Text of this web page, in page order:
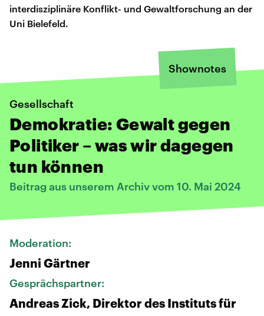
interdisziplinäre Konflikt- und Gewaltforschung an der
Uni Bielefeld.
Shownotes
Gesellschaft
Demokratie: Gewalt gegen
Politiker – was wir dagegen
tun können
Beitrag aus unserem Archiv vom 10. Mai 2024
Moderation:
Jenni Gärtner
Gesprächspartner:
Andreas Zick, Direktor des Instituts für